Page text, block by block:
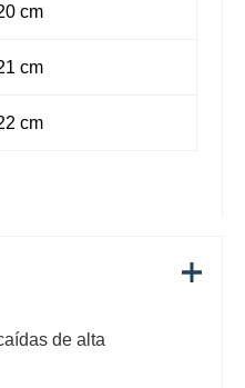
cm
cm
cm
de alta